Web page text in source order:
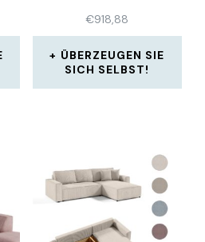
€918,88
ÜBERZEUGEN SIE
SICH SELBST!